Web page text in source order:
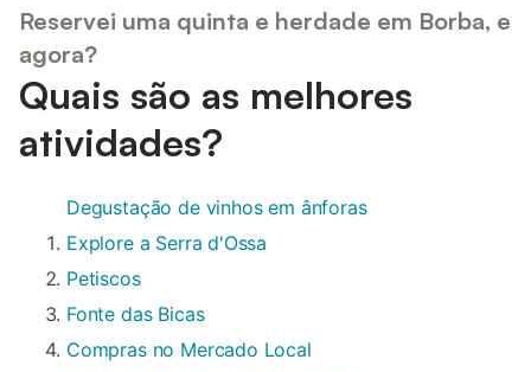
Reservei uma quinta e herdade em Borba, e
agora?
Quais são as melhores
atividades?
Degustação de vinhos em ânforas
Explore a Serra d'Ossa
Petiscos
Fonte das Bicas
Compras no Mercado Local